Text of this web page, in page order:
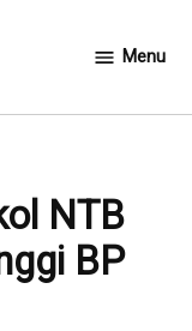
Menu
NTB
BP